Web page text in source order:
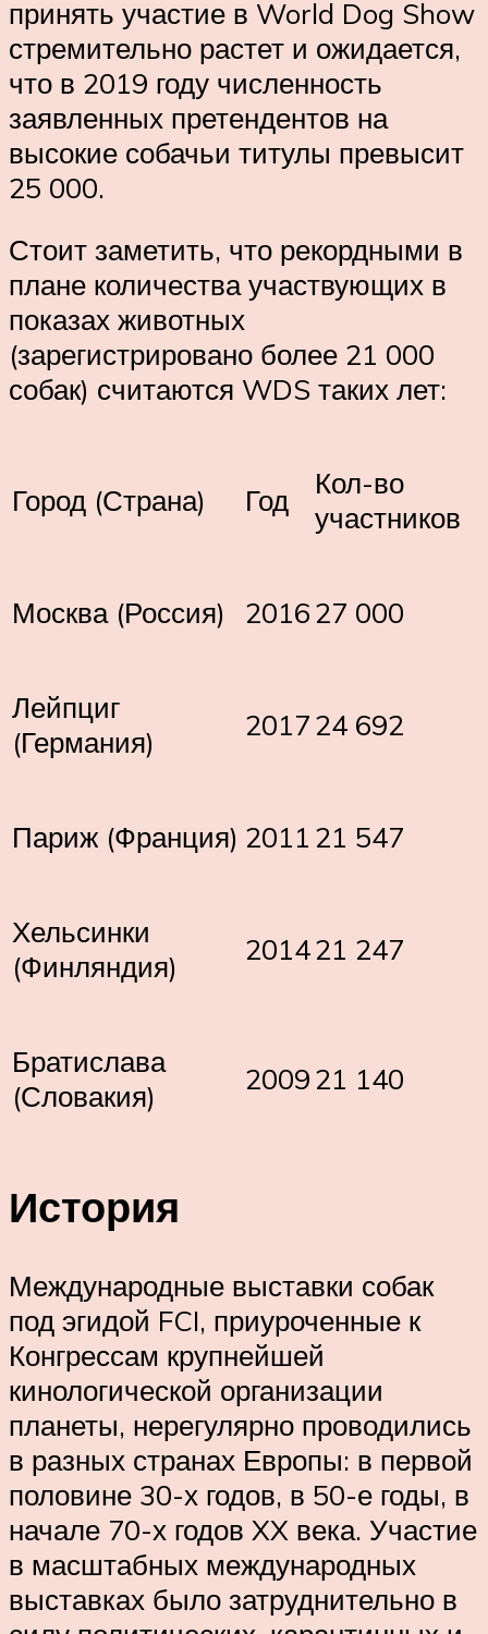
принять участие в World Dog Show
стремительно растет и ожидается,
что в 2019 году численность
заявленных претендентов на
высокие собачьи титулы превысит
25 000.
Стоит заметить, что рекордными в
плане количества участвующих в
показах животных
(зарегистрировано более 21 000
собак) считаются WDS таких лет:
Город (Страна) Год
Кол-во
участников
Москва (Россия) 201627 000
Лейпциг
(Германия)
201724 692
Париж (Франция) 2011 21 547
Хельсинки
(Финляндия)
201421 247
Братислава
(Словакия)
200921 140
История
Международные выставки собак
под эгидой FCI, приуроченные к
Конгрессам крупнейшей
кинологической организации
планеты, нерегулярно проводились
в разных странах Европы: в первой
половине 30-х годов, в 50-е годы, в
начале 70-х годов XX века. Участие
в масштабных международных
выставках было затруднительно в